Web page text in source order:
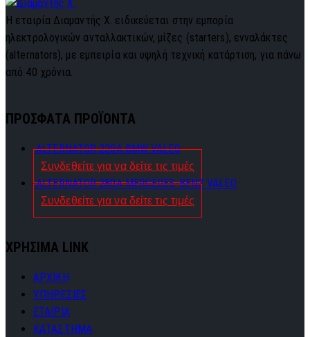
Η εταιρία Διαμαντής Χ. ειδικεύεται στην εμπορία
ηλεκτρολογικών ανταλλακτικών, μίζες (starters), ενναλάκτες
(alternators), με εμπειρία και υψηλή τεχνική κατάρτιση, για πάνω
από 40 χρόνια.
ΠΡΟΣΦΑΤΑ ΠΡΟΪΟΝΤΑ
ALTERNATOR 220A BMW VALEO
Συνδεθείτε για να δείτε τις τιμές
ALTERNATOR 280A MERCEDES-BENZ VALEO
Συνδεθείτε για να δείτε τις τιμές
ΧΡΗΣΙΜΑ LINK
ΑΡΧΙΚΗ
ΥΠΗΡΕΣΙΕΣ
ΕΤΑΙΡΙΑ
ΚΑΤΑΣΤΗΜΑ